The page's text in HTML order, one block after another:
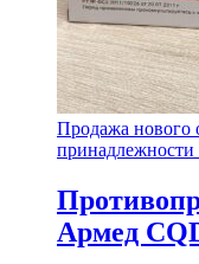
Продажа нового
принадлежности
Армед